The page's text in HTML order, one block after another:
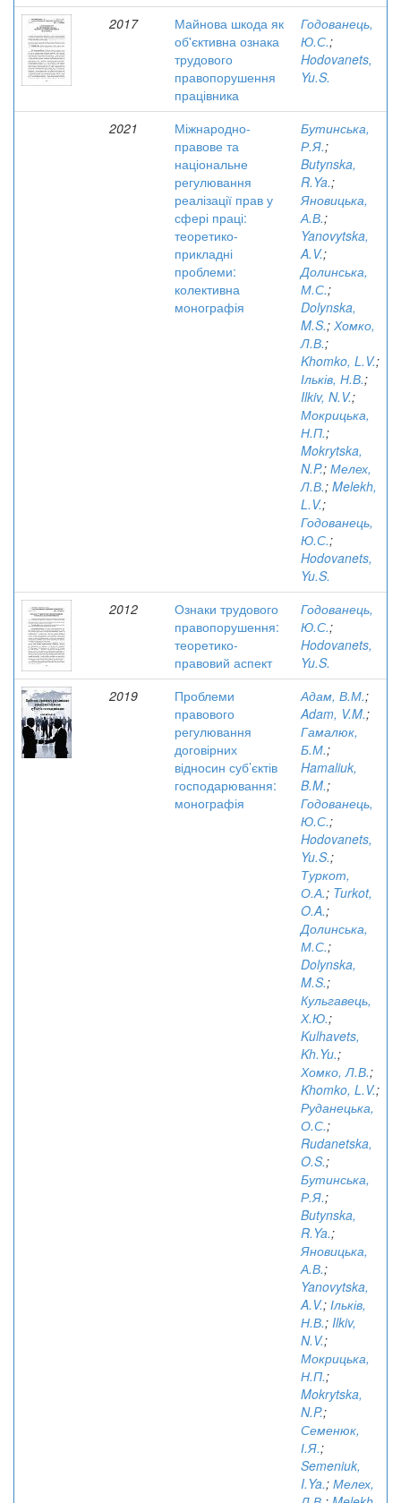
2017
Майнова шкода як
об'єктивна ознака
трудового
правопорушення
працівника
Годованець,
Ю.С.;
Hodovanets,
Yu.S.
2021
Міжнародно-
правове та
національне
регулювання
реалізації прав у
сфері праці:
теоретико-
прикладні
проблеми:
колективна
монографія
Бутинська,
Р.Я.;
Butynska,
R.Ya.;
Яновицька,
А.В.;
Yanovytska,
A.V.;
Долинська,
М.С.;
Dolynska,
M.S.; Хомко,
Л.В.;
Khomko, L.V.;
Ільків, Н.В.;
Ilkiv, N.V.;
Мокрицька,
Н.П.;
Mokrytska,
N.P.; Мелех,
Л.В.; Melekh,
L.V.;
Годованець,
Ю.С.;
Hodovanets,
Yu.S.
2012
Ознаки трудового
правопорушення:
теоретико-
правовий аспект
Годованець,
Ю.С.;
Hodovanets,
Yu.S.
2019
Проблеми
правового
регулювання
договірних
відносин суб’єктів
господарювання:
монографія
Адам, В.М.;
Adam, V.M.;
Гамалюк,
Б.М.;
Hamaliuk,
B.M.;
Годованець,
Ю.С.;
Hodovanets,
Yu.S.;
Туркот,
О.А.; Turkot,
O.A.;
Долинська,
М.С.;
Dolynska,
M.S.;
Кульгавець,
Х.Ю.;
Kulhavets,
Kh.Yu.;
Хомко, Л.В.;
Khomko, L.V.;
Руданецька,
О.С.;
Rudanetska,
O.S.;
Бутинська,
Р.Я.;
Butynska,
R.Ya.;
Яновицька,
А.В.;
Yanovytska,
A.V.; Ільків,
Н.В.; Ilkiv,
N.V.;
Мокрицька,
Н.П.;
Mokrytska,
N.P.;
Семенюк,
І.Я.;
Semeniuk,
I.Ya.; Мелех,